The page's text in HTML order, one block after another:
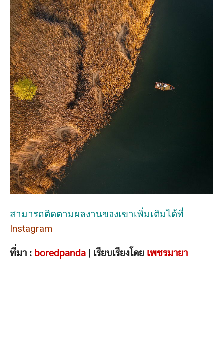
สามารถติดตามผลงานของเขาเพิ่มเติมได้ที่
Instagram
ที่มา : boredpanda | เรียบเรียงโดย เพชรมายา